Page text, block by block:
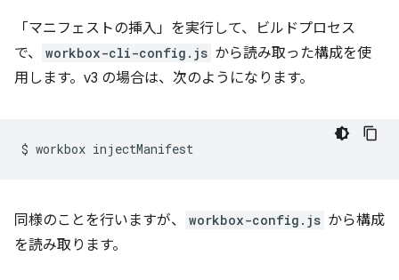
「マニフェストの挿入」を実行して、ビルドプロセス
で、
workbox-cli-config.js から読み取った構成を使
用します。v3 の場合は、次のようになります。
$ workbox
同様のことを行いますが、 workbox-config.js から構成
を読み取ります。